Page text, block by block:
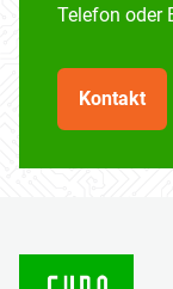
Telefon oder
Kontakt